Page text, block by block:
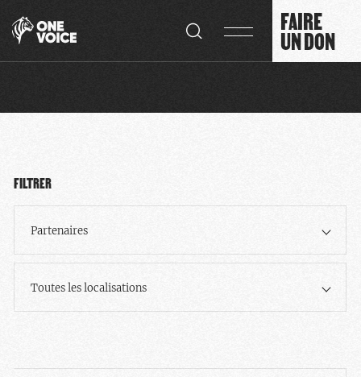
FAIRE
UN DON
FILTRER
Partenaires
Toutes les localisations